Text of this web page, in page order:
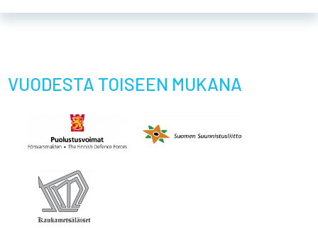
VUODESTA TOISEEN MUKANA